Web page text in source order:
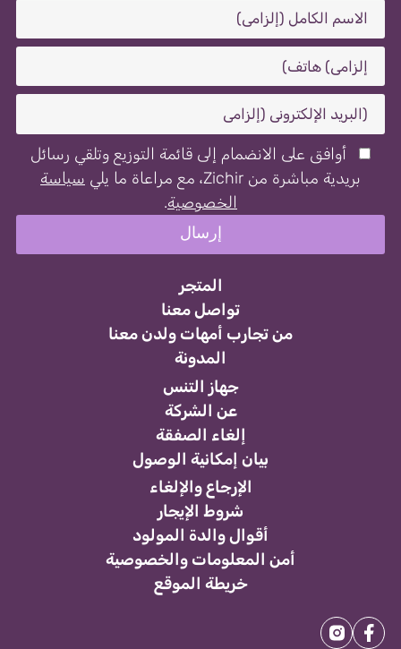
المتجر
تواصل معنا
من تجارب أمهات ولدن معنا
المدونة
جهاز التنس
عن الشركة
إلغاء الصفقة
بيان إمكانية الوصول
الإرجاع والإلغاء
شروط الإيجار
أقوال والدة المولود
أمن المعلومات والخصوصية
خريطة الموقع
أوافق على الانضمام إلى قائمة التوزيع وتلقي رسائل
بريدية مباشرة من Zichir، مع مراعاة ما يلي
سياسة
الخصوصية.